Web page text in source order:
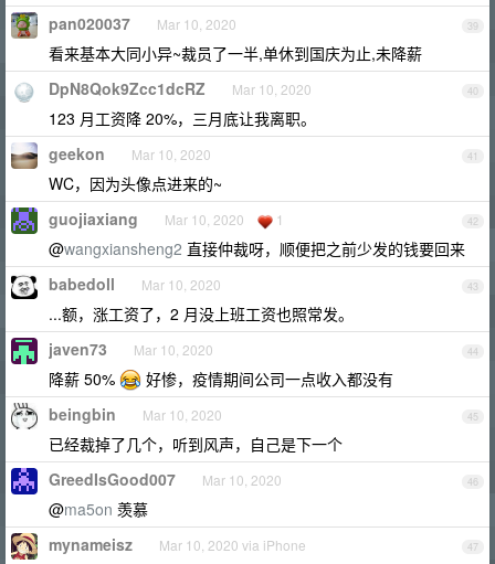
39
pan020037 Mar 10, 2020
看来基本大同小异~裁员了一半,单休到国庆为止,未降薪
40
DpN8Qok9Zcc1dcRZ Mar 10, 2020
123 月工资降 20%，三月底让我离职。
41
geekon Mar 10, 2020
WC，因为头像点进来的~
42
guojiaxiang Mar 10, 2020 1
@wangxiansheng2 直接仲裁呀，顺便把之前少发的钱要回来
43
babedoll Mar 10, 2020
...额，涨工资了，2 月没上班工资也照常发。
44
javen73 Mar 10, 2020
降薪 50% 好惨，疫情期间公司一点收入都没有
45
beingbin Mar 10, 2020
已经裁掉了几个，听到风声，自己是下一个
46
GreedIsGood007 Mar 10, 2020
@ma5on 羡慕
47
mynameisz Mar 10, 2020 via iPhone